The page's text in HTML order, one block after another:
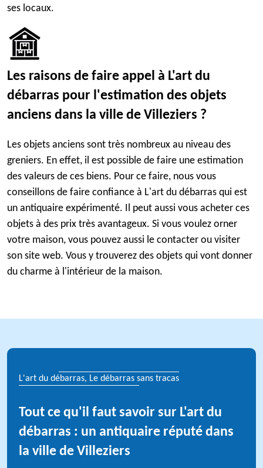
ses locaux.
Les raisons de faire appel à L'art du
débarras pour l'estimation des objets
anciens dans la ville de Villeziers ?
Les objets anciens sont très nombreux au niveau des
greniers. En effet, il est possible de faire une estimation
des valeurs de ces biens. Pour ce faire, nous vous
conseillons de faire confiance à L'art du débarras qui est
un antiquaire expérimenté. Il peut aussi vous acheter ces
objets à des prix très avantageux. Si vous voulez orner
votre maison, vous pouvez aussi le contacter ou visiter
son site web. Vous y trouverez des objets qui vont donner
du charme à l'intérieur de la maison.
L'art du débarras, Le débarras sans tracas
Tout ce qu'il faut savoir sur L'art du
débarras : un antiquaire réputé dans
la ville de Villeziers